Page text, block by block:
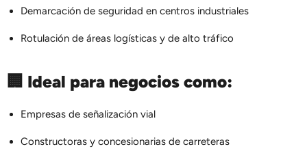
Demarcación de seguridad en centros industriales
Rotulación de áreas logísticas y de alto tráfico
🏢 Ideal para negocios como:
Empresas de señalización vial
Constructoras y concesionarias de carreteras